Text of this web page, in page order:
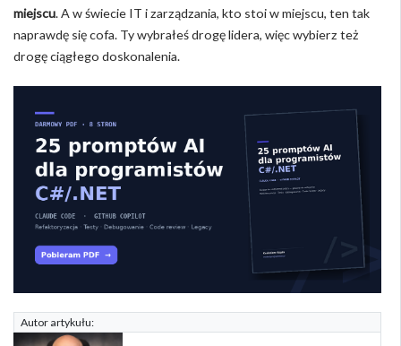
miejscu. A w świecie IT i zarządzania, kto stoi w miejscu, ten tak
naprawdę się cofa. Ty wybrałeś drogę lidera, więc wybierz też
drogę ciągłego doskonalenia.
Autor artykułu: